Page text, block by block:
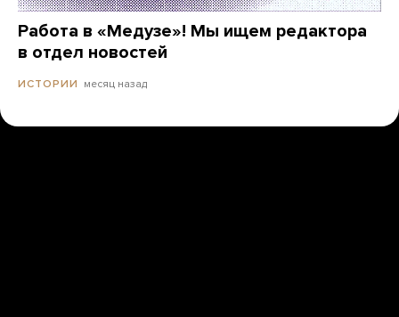
Работа в «Медузе»! Мы ищем редактора
в отдел новостей
ИСТОРИИ месяц назад